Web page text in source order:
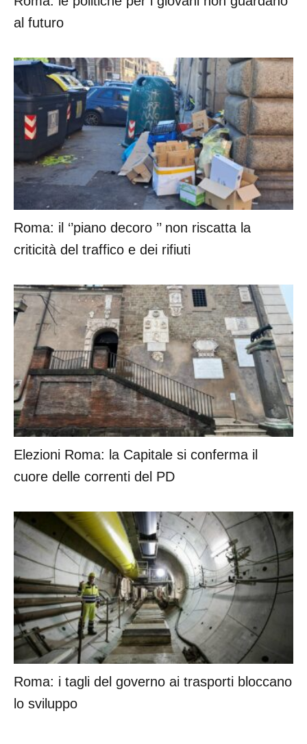
al futuro
Roma: il ‘’piano decoro ’’ non riscatta la
criticità del traffico e dei rifiuti
Elezioni Roma: la Capitale si conferma il
cuore delle correnti del PD
Roma: i tagli del governo ai trasporti bloccano
lo sviluppo